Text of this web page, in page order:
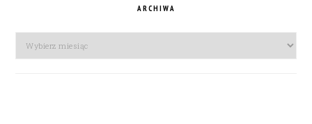
ARCHIWA
Archiwa